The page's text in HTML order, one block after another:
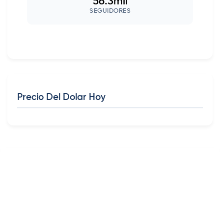
SEGUIDORES
Precio Del Dolar Hoy